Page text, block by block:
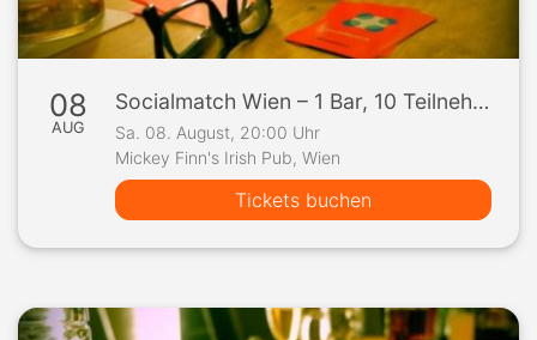
08
AUG
Socialmatch Wien – 1 Bar, 10 Teilnehmer, 1 Spiel
Sa. 08. August, 20:00 Uhr
Mickey Finn's Irish Pub, Wien
Tickets buchen